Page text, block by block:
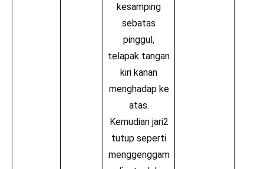
kesamping
sebatas
pinggul,
telapak tangan
kiri kanan
menghadap ke
atas.
Kemudian jari2
tutup seperti
menggenggam